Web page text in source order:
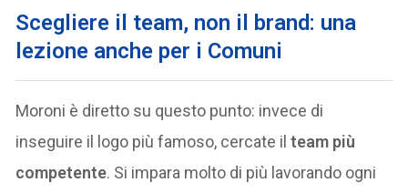
Scegliere il team, non il brand: una
lezione anche per i Comuni
Moroni è diretto su questo punto: invece di
inseguire il logo più famoso, cercate ilteam più
competente. Si impara molto di più lavorando ogni